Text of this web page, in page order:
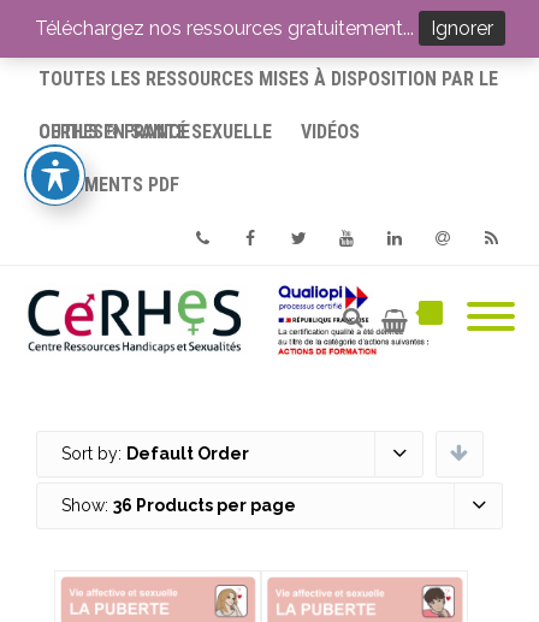
ACCUEIL
TOUTES LES RESSOURCES MISES À DISPOSITION PAR LE
CERHES® FRANCE
OUTILS EN SANTÉ SEXUELLE VIDÉOS
DOCUMENTS PDF
PhoneFacebookTwitterYoutube
Sort by: Default Order
Show: 36 Products per page
Téléchargez nos ressources gratuitement... Ignorer